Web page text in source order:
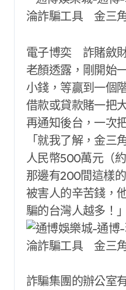
電子博奕 詐賭斂
老顏透露，剛開始
小錢，等贏到一個
借款或貸款賭一把
再通知後台，一次
「就我了解，金三
人民幣500萬元（
那邊有200間這樣
被害人的辛苦錢，
騙的台灣人越多！」
詐騙集團的辦公室